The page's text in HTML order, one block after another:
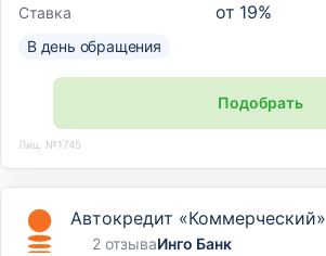
Ставка от 19%
В день обращения
Подобрать
Лиц. №1745
Автокредит «Коммерческий»
2 отзываИнго Банк